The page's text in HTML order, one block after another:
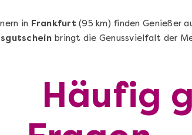
95,00 €
in Frankfurt (95 km) finden Genießer
bringt die Genussvielfalt der
Häufig